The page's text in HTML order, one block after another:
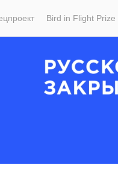
Bird in Flight Prize